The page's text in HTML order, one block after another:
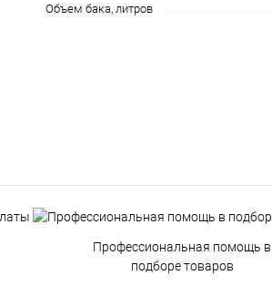
Объем бака, литров
Профессиональная помощь в
подборе товаров